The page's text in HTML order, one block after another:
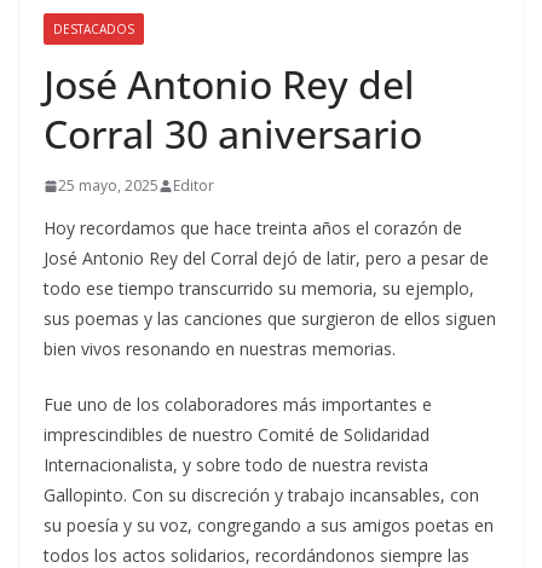
DESTACADOS
José Antonio Rey del
Corral 30 aniversario
25 mayo, 2025 Editor
Hoy recordamos que hace treinta años el corazón de
José Antonio Rey del Corral dejó de latir, pero a pesar de
todo ese tiempo transcurrido su memoria, su ejemplo,
sus poemas y las canciones que surgieron de ellos siguen
bien vivos resonando en nuestras memorias.
Fue uno de los colaboradores más importantes e
imprescindibles de nuestro Comité de Solidaridad
Internacionalista, y sobre todo de nuestra revista
Gallopinto. Con su discreción y trabajo incansables, con
su poesía y su voz, congregando a sus amigos poetas en
todos los actos solidarios, recordándonos siempre las